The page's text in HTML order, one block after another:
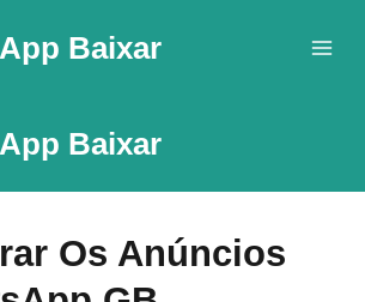
Baixar
Baixar
Os Anúncios